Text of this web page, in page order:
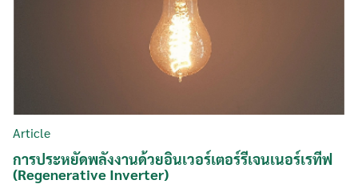
Article
การประหยัดพลังงานด้วยอินเวอร์เตอร์รีเจนเนอร์เรทีฟ
(Regenerative Inverter)